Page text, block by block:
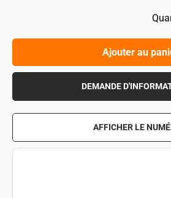
Ajouter au
DEMANDE
AFFICHER LE